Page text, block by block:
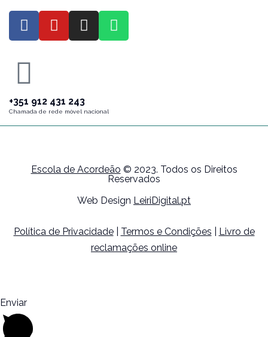
+351 912 431 243
Chamada de rede móvel nacional
Escola de Acordeão © 2023. Todos os Direitos
Reservados
Web Design LeiriDigital.pt
Política de Privacidade| Termos e Condições
Livro de
reclamações online
Enviar